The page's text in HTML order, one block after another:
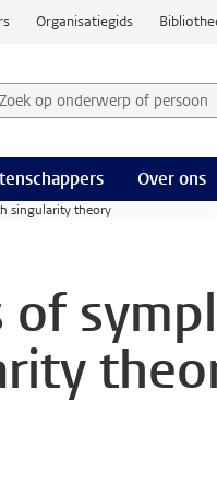
Organisatiegids
op onderwerp of
Over ons
singularity theory
of